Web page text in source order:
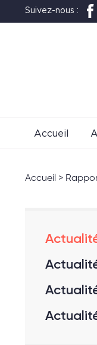
Suivez-nous :
Accueil
Accueil >